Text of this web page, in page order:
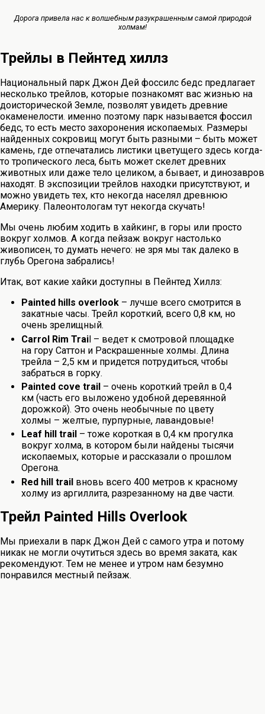
Дорога привела нас к волшебным разукрашенным самой природой
холмам!
Трейлы в Пейнтед хиллз
Национальный парк Джон Дей фоссилс бедс предлагает
несколько трейлов, которые познакомят вас жизнью на
доисторической Земле, позволят увидеть древние
окаменелости. именно поэтому парк называется фоссил
бедс, то есть место захоронения ископаемых. Размеры
найденных сокровищ могут быть разными – быть может
камень, где отпечатались листики цветущего здесь когда-
то тропического леса, быть может скелет древних
животных или даже тело целиком, а бывает, и динозавров
находят. В экспозиции трейлов находки присутствуют, и
можно увидеть тех, кто некогда населял древнюю
Америку. Палеонтологам тут некогда скучать!
Мы очень любим ходить в хайкинг, в горы или просто
вокруг холмов. А когда пейзаж вокруг настолько
живописен, то думать нечего: не зря мы так далеко в
глубь Орегона забрались!
Итак, вот какие хайки доступны в Пейнтед Хиллз:
Painted hills overlook– лучше всего смотрится в
закатные часы. Трейл короткий, всего 0,8 км, но
очень зрелищный.
Carrol Rim Trail – ведет к смотровой площадке
на гору Саттон и Раскрашенные холмы. Длина
трейла – 2,5 км и придется потрудиться, чтобы
забраться в горку.
Painted cove trail– очень короткий трейл в 0,4
км (часть его выложено удобной деревянной
дорожкой). Это очень необычные по цвету
холмы – желтые, пурпурные, лавандовые!
Leaf hill trail – тоже короткая в 0,4 км прогулка
вокруг холма, в котором были найдены тысячи
ископаемых, которые и рассказали о прошлом
Орегона.
Red hill trailвновь всего 400 метров к красному
холму из аргиллита, разрезанному на две части.
Трейл Painted Hills Overlook
Мы приехали в парк Джон Дей с самого утра и потому
никак не могли очутиться здесь во время заката, как
рекомендуют. Тем не менее и утром нам безумно
понравился местный пейзаж.